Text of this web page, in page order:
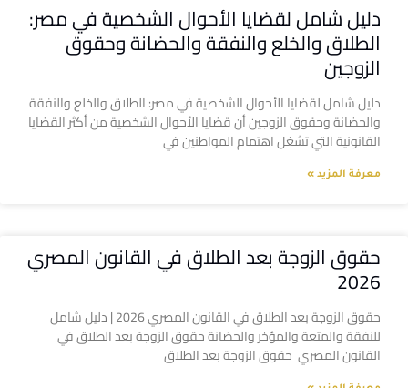
دليل شامل لقضايا الأحوال الشخصية في مصر:
الطلاق والخلع والنفقة والحضانة وحقوق
الزوجين
دليل شامل لقضايا الأحوال الشخصية في مصر: الطلاق والخلع والنفقة
والحضانة وحقوق الزوجين أن قضايا الأحوال الشخصية من أكثر القضايا
القانونية التي تشغل اهتمام المواطنين في
معرفة المزيد »
حقوق الزوجة بعد الطلاق في القانون المصري
2026
حقوق الزوجة بعد الطلاق في القانون المصري 2026 | دليل شامل
للنفقة والمتعة والمؤخر والحضانة حقوق الزوجة بعد الطلاق في
القانون المصري حقوق الزوجة بعد الطلاق